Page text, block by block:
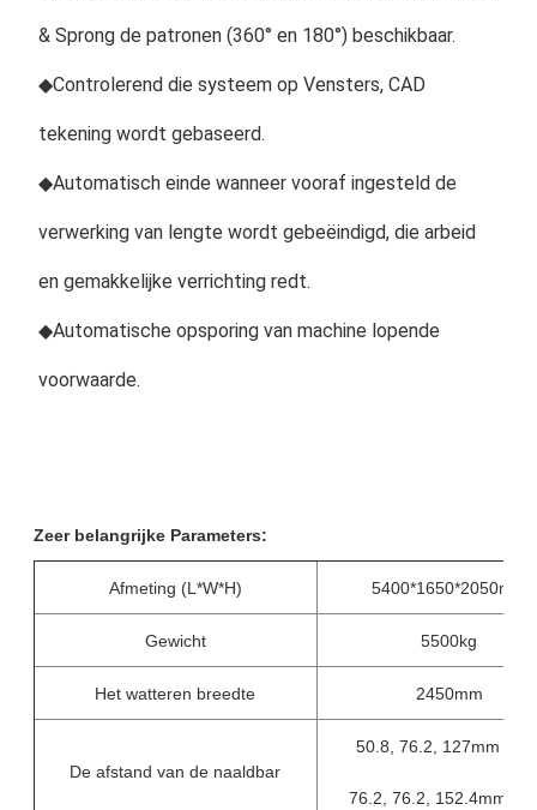
& Sprong de patronen (360° en 180°) beschikbaar.
◆Controlerend die systeem op Vensters, CAD
tekening wordt gebaseerd.
◆Automatisch einde wanneer vooraf ingesteld de
verwerking van lengte wordt gebeëindigd, die arbeid
en gemakkelijke verrichting redt.
◆Automatische opsporing van machine lopende
voorwaarde.
Zeer belangrijke Parameters:
Afmeting (L*W*H) 5400*1650*2050mm
Gewicht 5500kg
Het watteren breedte 2450mm
De afstand van de naaldbar
50.8, 76.2, 127mm (5 '
76.2, 76.2, 152.4mm (6 '